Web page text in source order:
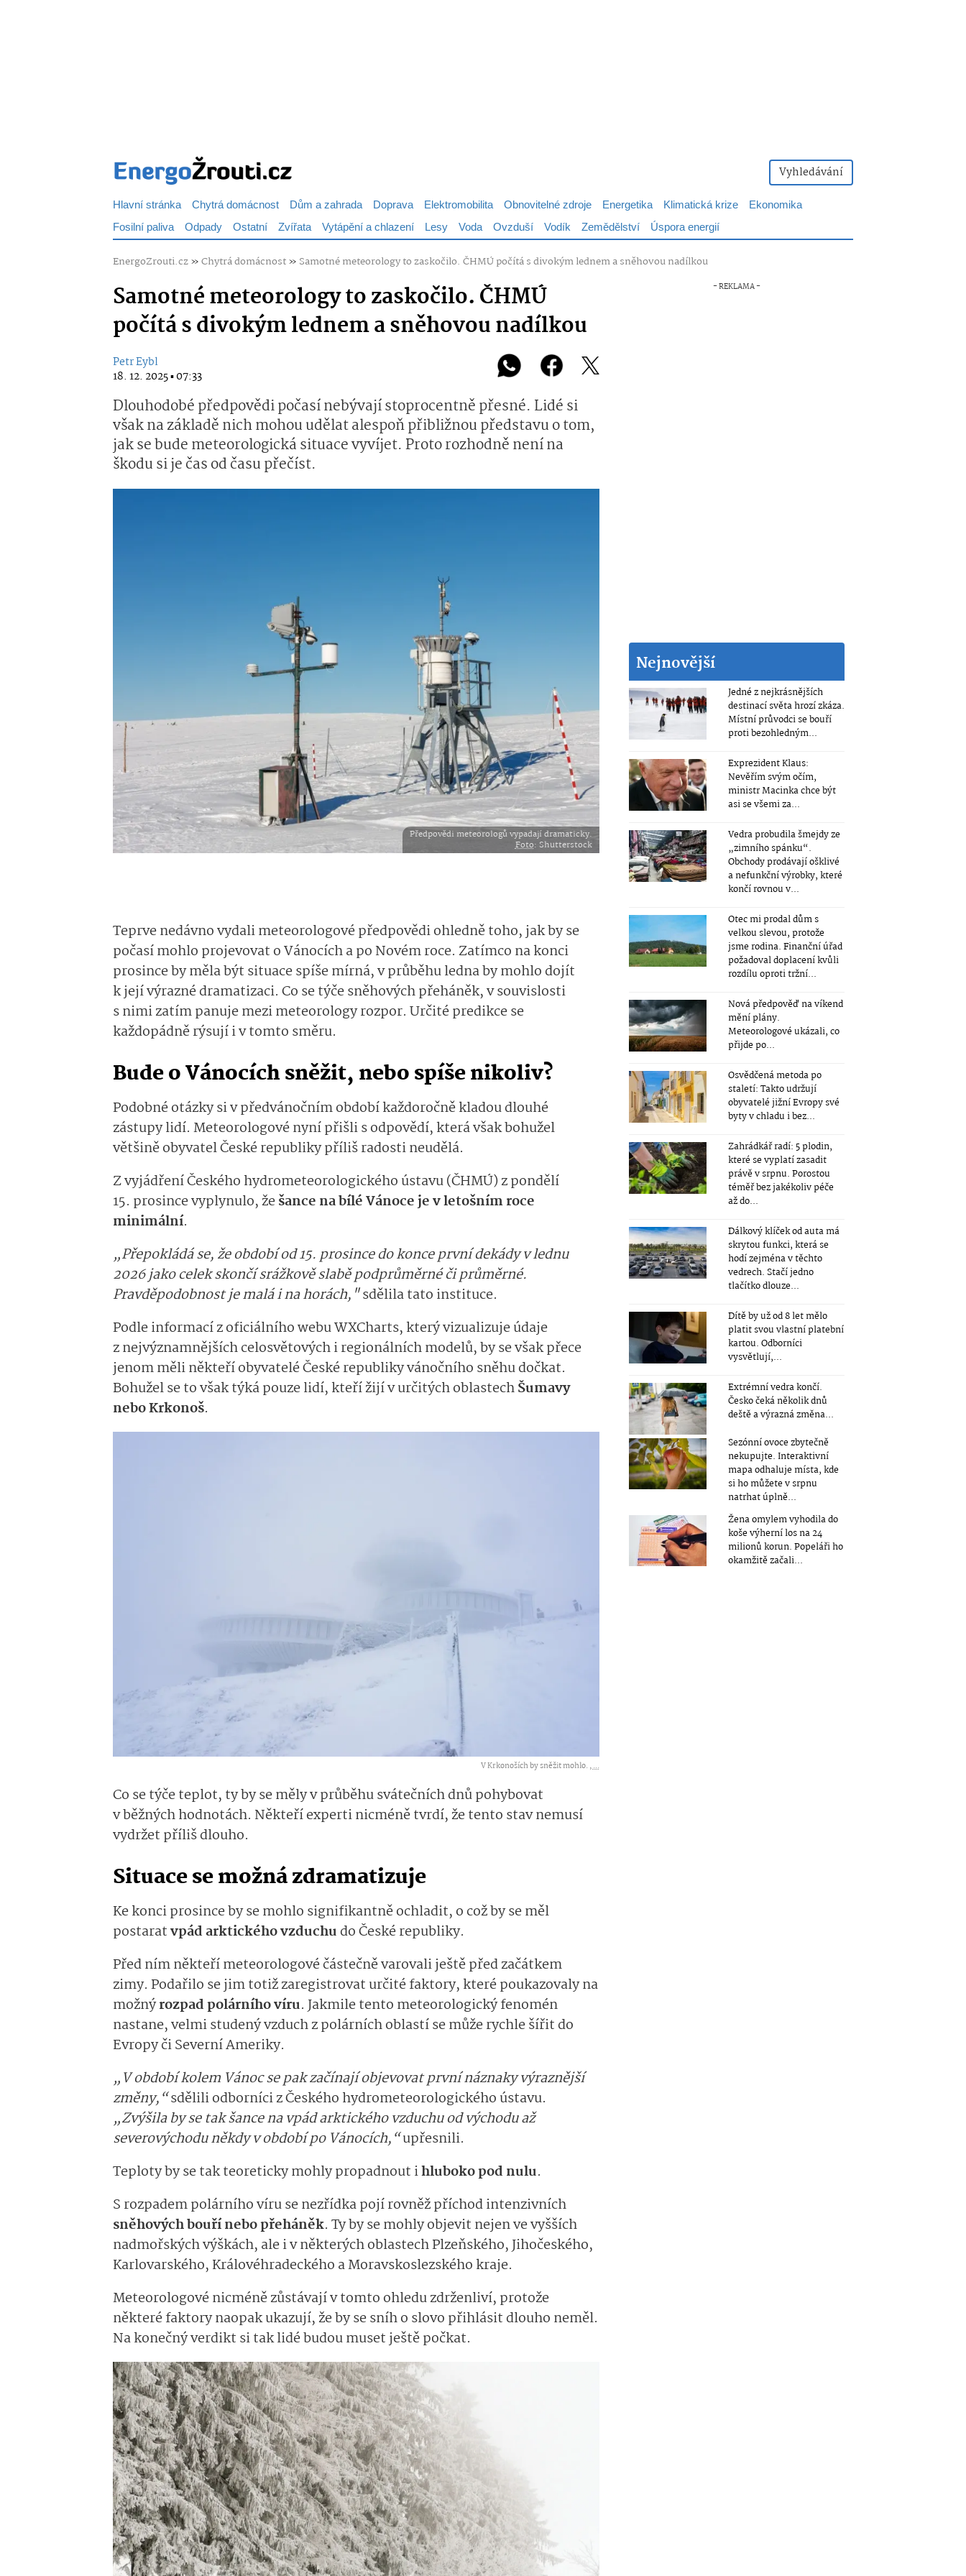
Vyhledávání
Hlavní stránka Chytrá domácnost Dům a zahrada Doprava Elektromobilita Obnovitelné zdroje Energetika Klimatická krize
Ekonomika
Fosilní paliva Odpady Ostatní Zvířata Vytápění a chlazení Lesy Voda Ovzduší Vodík Zemědělství Úspora energií
EnergoZrouti.cz»Chytrá domácnost» Samotné meteorology to zaskočilo. ČHMÚ počítá s divokým lednem a sněhovou nadílkou
Samotné meteorology to zaskočilo. ČHMÚ
počítá s divokým lednem a sněhovou nadílkou
Petr Eybl
18. 12. 2025 ▪ 07:33
Dlouhodobé předpovědi počasí nebývají stoprocentně přesné. Lidé si
však na základě nich mohou udělat alespoň přibližnou představu o tom,
jak se bude meteorologická situace vyvíjet. Proto rozhodně není na
škodu si je čas od času přečíst.
Předpovědi meteorologů vypadají dramaticky.
Foto: Shutterstock
Teprve nedávno vydali meteorologové předpovědi ohledně toho, jak by se
počasí mohlo projevovat o Vánocích a po Novém roce. Zatímco na konci
prosince by měla být situace spíše mírná, v průběhu ledna by mohlo dojít
k její výrazné dramatizaci. Co se týče sněhových přeháněk, v souvislosti
s nimi zatím panuje mezi meteorology rozpor. Určité predikce se
každopádně rýsují i v tomto směru.
Bude o Vánocích sněžit, nebo spíše nikoliv?
Podobné otázky si v předvánočním období každoročně kladou dlouhé
zástupy lidí. Meteorologové nyní přišli s odpovědí, která však bohužel
většině obyvatel České republiky příliš radosti neudělá.
Z vyjádření Českého hydrometeorolo­gického ústavu (ČHMÚ) z pondělí
15. prosince vyplynulo, žešance na bílé Vánoce je v letošním roce
minimální.
„Přepokládá se, že období od 15. prosince do konce první dekády v lednu
2026 jako celek skončí srážkově slabě podprůměrné či průměrné.
Pravděpodobnost je malá i na horách,"sdělila tato instituce.
Podle informací z oficiálního webu WXCharts, který vizualizuje údaje
z nejvýznamnějších celosvětových i regionálních modelů, by se však přece
jenom měli někteří obyvatelé České republiky vánočního sněhu dočkat.
Bohužel se to však týká pouze lidí, kteří žijí v určitých oblastechŠumavy
nebo Krkonoš.
V Krkonoších by sněžit mohlo. ,...
Co se týče teplot, ty by se měly v průběhu svátečních dnů pohybovat
v běžných hodnotách. Někteří experti nicméně tvrdí, že tento stav nemusí
vydržet příliš dlouho.
Situace se možná zdramatizuje
Ke konci prosince by se mohlo signifikantně ochladit, o což by se měl
postaratvpád arktického vzduchu do České republiky.
Před ním někteří meteorologové částečně varovali ještě před začátkem
zimy. Podařilo se jim totiž zaregistrovat určité faktory, které poukazovaly na
možnýrozpad polárního víru. Jakmile tento meteorologický fenomén
nastane, velmi studený vzduch z polárních oblastí se může rychle šířit do
Evropy či Severní Ameriky.
„V období kolem Vánoc se pak začínají objevovat první náznaky výraznější
změny,“sdělili odborníci z Českého hydrometeorolo­gického ústavu.
„Zvýšila by se tak šance na vpád arktického vzduchu od východu až
severovýchodu někdy v období po Vánocích,“upřesnili.
Teploty by se tak teoreticky mohly propadnout ihluboko pod nulu.
S rozpadem polárního víru se nezřídka pojí rovněž příchod intenzivních
sněhových bouří nebo přeháněk. Ty by se mohly objevit nejen ve vyšších
nadmořských výškách, ale i v některých oblastech Plzeňského, Jihočeského,
Karlovarského, Královéhradeckého a Moravskoslezského kraje.
Meteorologové nicméně zůstávají v tomto ohledu zdrženliví, protože
některé faktory naopak ukazují, že by se sníh o slovo přihlásit dlouho neměl.
Na konečný verdikt si tak lidé budou muset ještě počkat.
Nejnovější
Jedné z nejkrásnějších
destinací světa hrozí zkáza.
Místní průvodci se bouří
proti bezohledným...
Exprezident Klaus:
Nevěřím svým očím,
ministr Macinka chce být
asi se všemi za...
Vedra probudila šmejdy ze
„zimního spánku“.
Obchody prodávají ošklivé
a nefunkční výrobky, které
končí rovnou v...
Otec mi prodal dům s
velkou slevou, protože
jsme rodina. Finanční úřad
požadoval doplacení kvůli
rozdílu oproti tržní...
Nová předpověď na víkend
mění plány.
Meteorologové ukázali, co
přijde po...
Osvědčená metoda po
staletí: Takto udržují
obyvatelé jižní Evropy své
byty v chladu i bez...
Zahrádkář radí: 5 plodin,
které se vyplatí zasadit
právě v srpnu. Porostou
téměř bez jakékoliv péče
až do...
Dálkový klíček od auta má
skrytou funkci, která se
hodí zejména v těchto
vedrech. Stačí jedno
tlačítko dlouze...
Dítě by už od 8 let mělo
platit svou vlastní platební
kartou. Odborníci
vysvětlují,...
Extrémní vedra končí.
Česko čeká několik dnů
deště a výrazná změna...
Sezónní ovoce zbytečně
nekupujte. Interaktivní
mapa odhaluje místa, kde
si ho můžete v srpnu
natrhat úplně...
Žena omylem vyhodila do
koše výherní los na 24
milionů korun. Popeláři ho
okamžitě začali...